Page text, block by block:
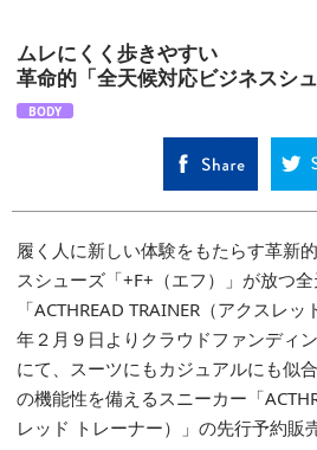
ムレにくく歩きやすい
革命的「全天候対応ビジネスシュ
BODY
履く人に新しい体験をもたらす革新
スシューズ「+F+（エフ）」が放つ
「ACTHREAD TRAINER（アクスレ
年２月９日よりクラウドファンディ
にて、スーツにもカジュアルにも似
の機能性を備えるスニーカー「
レッド トレーナー）」の先行予約販